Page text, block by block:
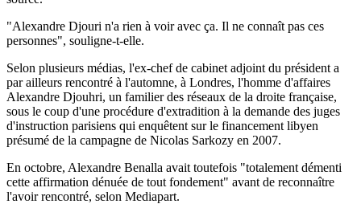
"Alexandre Djouri n'a rien à voir avec ça. Il ne connaît pas ces
personnes", souligne-t-elle.
Selon plusieurs médias, l'ex-chef de cabinet adjoint du président a
par ailleurs rencontré à l'automne, à Londres, l'homme d'affaires
Alexandre Djouhri, un familier des réseaux de la droite française,
sous le coup d'une procédure d'extradition à la demande des juges
d'instruction parisiens qui enquêtent sur le financement libyen
présumé de la campagne de Nicolas Sarkozy en 2007.
En octobre, Alexandre Benalla avait toutefois "totalement démenti
cette affirmation dénuée de tout fondement" avant de reconnaître
l'avoir rencontré, selon Mediapart.